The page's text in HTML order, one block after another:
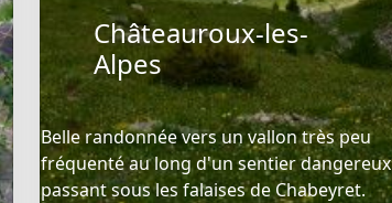
Châteauroux-les-
Alpes
Belle randonnée vers un vallon très peu
fréquenté au long d'un sentier dangereux
passant sous les falaises de Chabeyret.